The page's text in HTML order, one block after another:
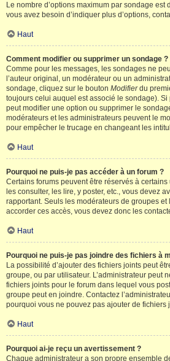
Le nombre d’options maximum par sondage est
vous avez besoin d’indiquer plus d’options,
Haut
Comment modifier ou supprimer un sondage ?
Comme pour les messages, les sondages ne
l’auteur original, un modérateur ou un
sondage, cliquez sur le bouton Modifierdu
toujours celui auquel est associé le sondage). Si
peut modifier une option ou supprimer le
modérateurs et les administrateurs peuvent le
pour empêcher le trucage en changeant les
Haut
Pourquoi ne puis-je pas accéder à un forum ?
Certains forums peuvent être réservés à
les consulter, les lire, y poster, etc., vous devez
rapportant. Seuls les modérateurs de groupes
accorder ces accès, vous devez donc les
Haut
Pourquoi ne puis-je pas joindre des fichiers à
La possibilité d’ajouter des fichiers joints peut
groupe, ou par utilisateur. L’administrateur peut
fichiers joints pour le forum dans lequel vous
groupe peut en joindre. Contactez
pourquoi vous ne pouvez pas ajouter de fichiers
Haut
Pourquoi ai-je reçu un avertissement ?
Chaque administrateur a son propre ensemble